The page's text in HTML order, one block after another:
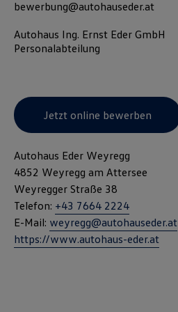
bewerbung@autohauseder.at
Autohaus Ing. Ernst Eder GmbH
Personalabteilung
Jetzt online bewerben
Autohaus Eder Weyregg
4852 Weyregg am Attersee
Weyregger Straße 38
Telefon: +43 7664 2224
E-Mail: weyregg@autohauseder.at
https://www.autohaus-eder.at